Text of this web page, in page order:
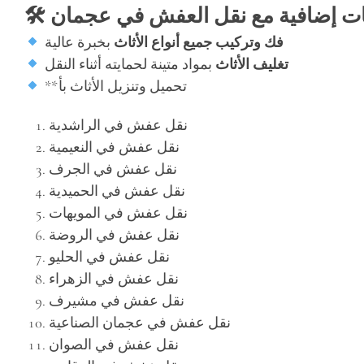
إضافية مع نقل العفش في عجمان
فك وتركيب جميع أنواع الأثاث بخبرة عالية
تغليف الأثاث بمواد متينة لحمايته أثناء النقل
**تحميل وتنزيل الأثاث بأ
نقل عفش في الراشدية
نقل عفش في النعيمية
نقل عفش في الجرف
نقل عفش في الحميدية
نقل عفش في المويهات
نقل عفش في الروضة
نقل عفش في الحليو
نقل عفش في الزهراء
نقل عفش في مشيرف
نقل عفش في عجمان الصناعية
نقل عفش في الصوان